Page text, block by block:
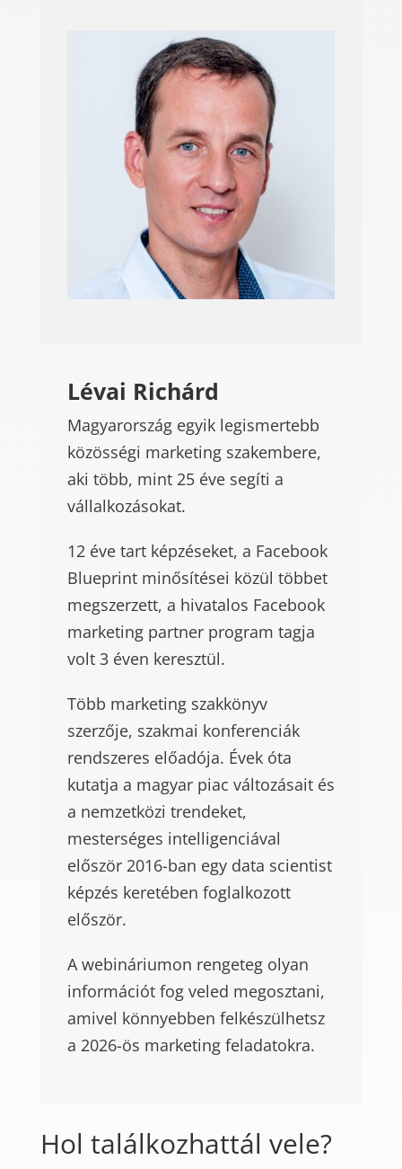
Lévai Richárd
Magyarország egyik legismertebb
közösségi marketing szakembere,
aki több, mint 25 éve segíti a
vállalkozásokat.
12 éve tart képzéseket, a Facebook
Blueprint minősítései közül többet
megszerzett, a hivatalos Facebook
marketing partner program tagja
volt 3 éven keresztül.
Több marketing szakkönyv
szerzője, szakmai konferenciák
rendszeres előadója. Évek óta
kutatja a magyar piac változásait és
a nemzetközi trendeket,
mesterséges intelligenciával
először 2016-ban egy data scientist
képzés keretében foglalkozott
először.
A webináriumon rengeteg olyan
információt fog veled megosztani,
amivel könnyebben felkészülhetsz
a 2026-ös marketing feladatokra.
Hol találkozhattál vele?